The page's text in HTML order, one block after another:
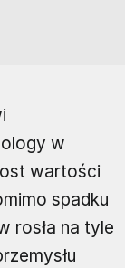
w
wartości
spadku
rosła na tyle